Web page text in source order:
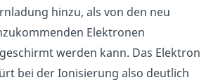
hinzu, als von den neu
Elektronen
werden kann. Das Elektron
bei der Ionisierung also deutlich